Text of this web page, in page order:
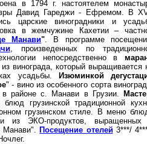
в 1794 г. настоятелем
Давид Гареджи - Ефремом. В
царские виноградники и
в жемчужине Кахетии –
Манави". В программе
, произведенных по
непосредственно в
из винограда, который выращивается
усадьбы.
Изюминкой
" - вино из особенного сорта
в районе с. Манави в Грузии.
грузинской традиционной
грузинском стиле. В меню
из ЭКО-продуктов,
Манави". Посещение отелей3***/